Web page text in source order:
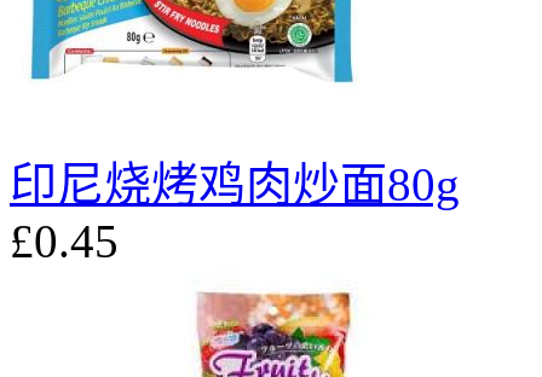
印尼烧烤鸡肉炒面80g
£0.45